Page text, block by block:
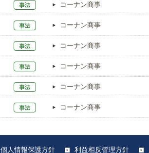
コーナン商事
コーナン商事
コーナン商事
コーナン商事
コーナン商事
コーナン商事
個人情報保護方針 利益相反管理方針